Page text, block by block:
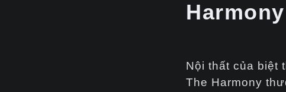
Harmony
Nội thất của biệt
The Harmony